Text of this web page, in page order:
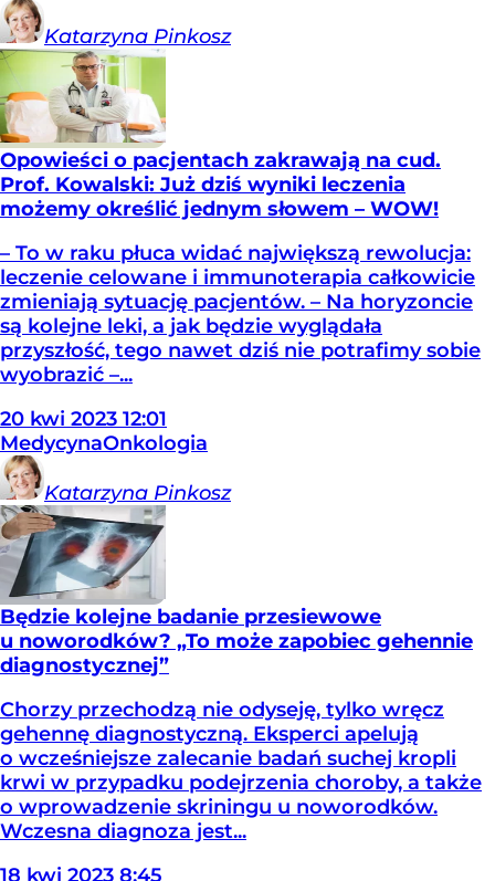
Katarzyna Pinkosz
Opowieści o pacjentach zakrawają na cud.
Prof. Kowalski: Już dziś wyniki leczenia
możemy określić jednym słowem – WOW!
– To w raku płuca widać największą rewolucja:
leczenie celowane i immunoterapia całkowicie
zmieniają sytuację pacjentów. – Na horyzoncie
są kolejne leki, a jak będzie wyglądała
przyszłość, tego nawet dziś nie potrafimy sobie
wyobrazić –...
20 kwi 2023 12:01
MedycynaOnkologia
Katarzyna Pinkosz
Będzie kolejne badanie przesiewowe
u noworodków? „To może zapobiec gehennie
diagnostycznej”
Chorzy przechodzą nie odyseję, tylko wręcz
gehennę diagnostyczną. Eksperci apelują
o wcześniejsze zalecanie badań suchej kropli
krwi w przypadku podejrzenia choroby, a także
o wprowadzenie skriningu u noworodków.
Wczesna diagnoza jest...
18 kwi 2023 8:45